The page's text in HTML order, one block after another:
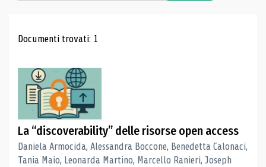
Risultati di ricerca
Documenti trovati: 1
La “discoverability” delle risorse open access
Daniela Armocida, Alessandra Boccone, Benedetta Calonaci,
Tania Maio, Leonarda Martino, Marcello Ranieri, Joseph